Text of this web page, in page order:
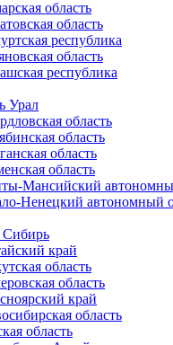
область
область
республика
область
республика
Урал
область
область
область
область
Мансийский
Ненецкий автономный
Сибирь
край
область
область
край
область
область